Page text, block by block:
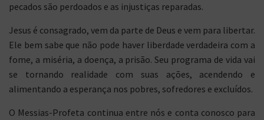
pecados são perdoados e as injustiças reparadas.
Jesus é consagrado, vem da parte de Deus e vem para libertar.
Ele bem sabe que não pode haver liberdade verdadeira com a
fome, a miséria, a doença, a prisão. Seu programa de vida vai
se tornando realidade com suas ações, acendendo e
alimentando a esperança nos pobres, sofredores e excluídos.
O Messias-Profeta continua entre nós e conta conosco para